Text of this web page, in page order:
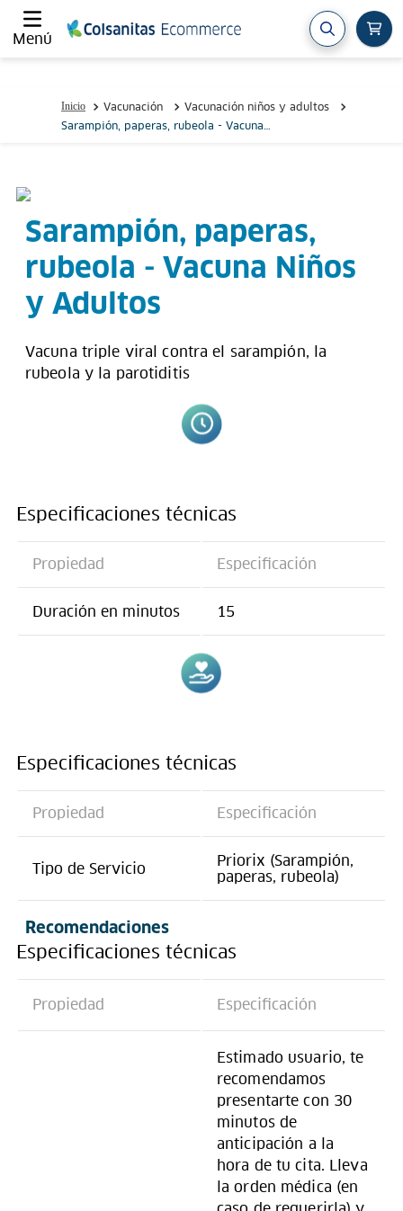
Menú
Vacunación
Vacunación niños y adultos
Sarampión, paperas, rubeola - Vacuna
Sarampión, paperas,
rubeola - Vacuna Niños
y Adultos
Vacuna triple viral contra el sarampión, la
rubeola y la parotiditis
Especificaciones técnicas
Propiedad Especificación
Duración en minutos 15
Especificaciones técnicas
Propiedad Especificación
Tipo de Servicio
Priorix (Sarampión,
paperas, rubeola)
Recomendaciones
Especificaciones técnicas
Propiedad Especificación
Estimado usuario, te
recomendamos
presentarte con 30
minutos de
anticipación a la
hora de tu cita. Lleva
la orden médica (en